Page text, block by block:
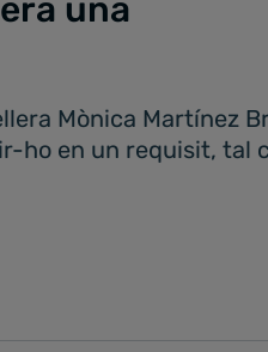
una
Mònica Martínez
ho en un requisit, tal